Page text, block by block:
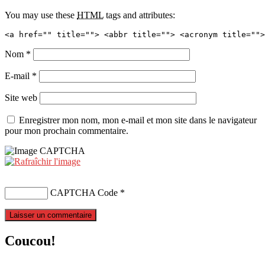
You may use these HTML tags and attributes:
<a href="" title=""> <abbr title=""> <acronym title="">
Nom *
E-mail *
Site web
Enregistrer mon nom, mon e-mail et mon site dans le navigateur
pour mon prochain commentaire.
CAPTCHA Code *
Coucou!